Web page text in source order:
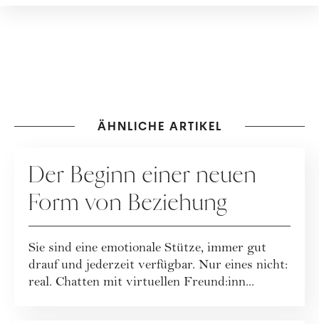
ÄHNLICHE ARTIKEL
Der Beginn einer neuen
Form von Beziehung
Sie sind eine emotionale Stütze, immer gut
drauf und jederzeit verfügbar. Nur eines nicht:
real. Chatten mit virtuellen Freund:inn...